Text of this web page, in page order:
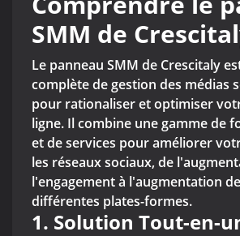
SMM de
Le panneau SMM de Crescitaly
complète de gestion des médias
pour rationaliser et optimiser
ligne. Il combine une gamme de
et de services pour améliorer
les réseaux sociaux, de
l'engagement à l'augmentation
différentes plates-formes.
1. Solution Tout-en-